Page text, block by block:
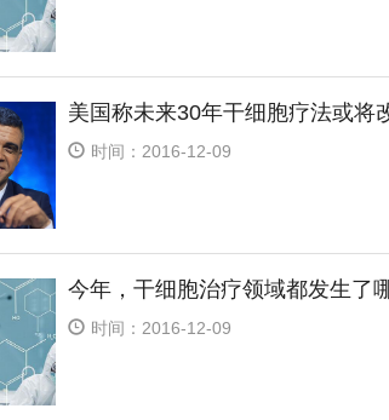
美国称未来30年干细胞疗法或将
时间：2016-12-09
今年，干细胞治疗领域都发生了
时间：2016-12-09